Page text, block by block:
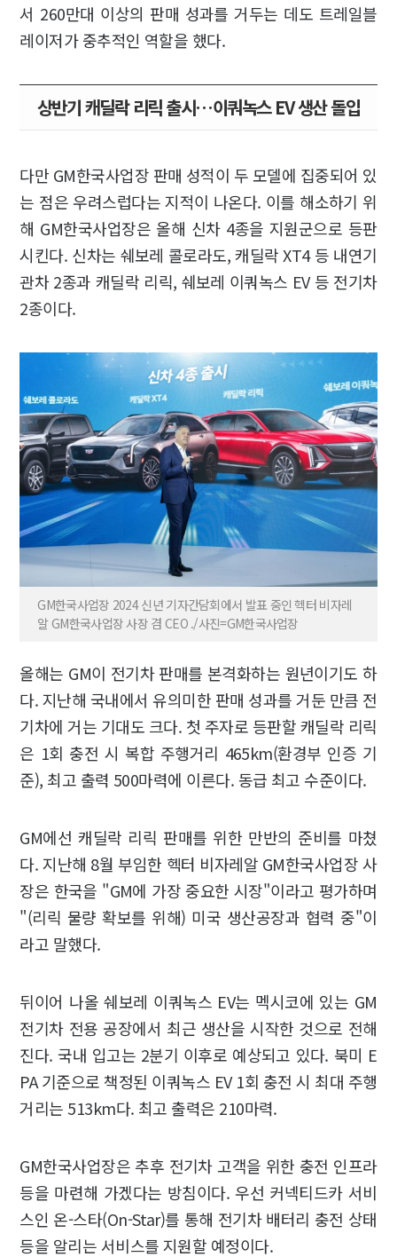
서 260만대 이상의 판매 성과를 거두는 데도 트레일블
레이저가 중추적인 역할을 했다.
상반기 캐딜락 리릭 출시…이쿼녹스 EV 생산 돌입
다만 GM한국사업장 판매 성적이 두 모델에 집중되어 있
는 점은 우려스럽다는 지적이 나온다. 이를 해소하기 위
해 GM한국사업장은 올해 신차 4종을 지원군으로 등판
시킨다. 신차는 쉐보레 콜로라도, 캐딜락 XT4 등 내연기
관차 2종과 캐딜락 리릭, 쉐보레 이쿼녹스 EV 등 전기차
2종이다.
GM한국사업장 2024 신년 기자간담회에서 발표 중인 헥터 비자레
알 GM한국사업장 사장 겸 CEO ./사진=GM한국사업장
올해는 GM이 전기차 판매를 본격화하는 원년이기도 하
다. 지난해 국내에서 유의미한 판매 성과를 거둔 만큼 전
기차에 거는 기대도 크다. 첫 주자로 등판할 캐딜락 리릭
은 1회 충전 시 복합 주행거리 465km(환경부 인증 기
준), 최고 출력 500마력에 이른다. 동급 최고 수준이다.
GM에선 캐딜락 리릭 판매를 위한 만반의 준비를 마쳤
다. 지난해 8월 부임한 헥터 비자레알 GM한국사업장 사
장은 한국을 "GM에 가장 중요한 시장"이라고 평가하며
"(리릭 물량 확보를 위해) 미국 생산공장과 협력 중"이
라고 말했다.
뒤이어 나올 쉐보레 이쿼녹스 EV는 멕시코에 있는 GM
전기차 전용 공장에서 최근 생산을 시작한 것으로 전해
진다. 국내 입고는 2분기 이후로 예상되고 있다. 북미 E
PA 기준으로 책정된 이쿼녹스 EV 1회 충전 시 최대 주행
거리는 513km다. 최고 출력은 210마력.
GM한국사업장은 추후 전기차 고객을 위한 충전 인프라
등을 마련해 가겠다는 방침이다. 우선 커넥티드카 서비
스인 온-스타(On-Star)를 통해 전기차 배터리 충전 상태
등을 알리는 서비스를 지원할 예정이다.